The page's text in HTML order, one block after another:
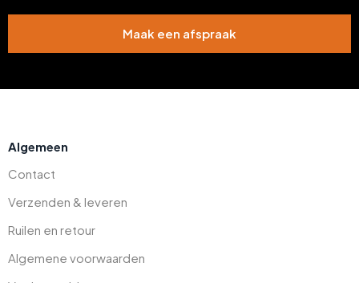
Maak een afspraak
Algemeen
Contact
Verzenden & leveren
Ruilen en retour
Algemene voorwaarden